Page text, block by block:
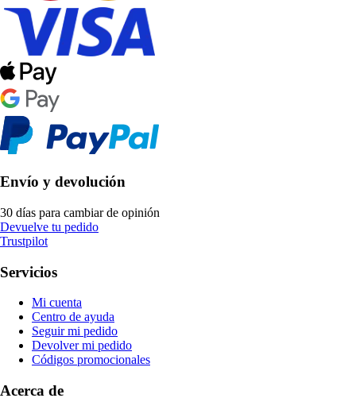
Envío y devolución
30 días para cambiar de opinión
Devuelve tu pedido
Trustpilot
Servicios
Mi cuenta
Centro de ayuda
Seguir mi pedido
Devolver mi pedido
Códigos promocionales
Acerca de